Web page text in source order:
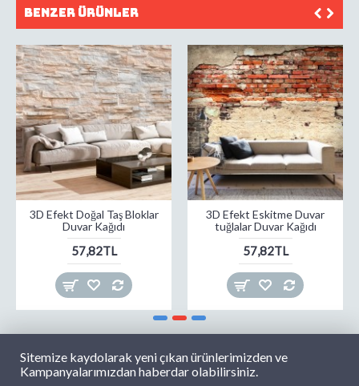
Benzer Ürünler
3D Efekt Doğal Taş Bloklar
Duvar Kağıdı
57,82TL
3D Efekt Eskitme Duvar
tuğlalar Duvar Kağıdı
57,82TL
Sitemize kaydolarak yeni çıkan ürünlerimizden ve
Kampanyalarımızdan haberdar olabilirsiniz.